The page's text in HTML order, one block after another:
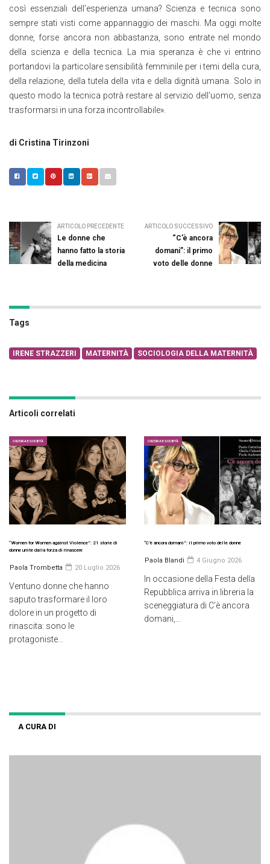
così essenziali dell’esperienza umana? Scienza e tecnica sono
sempre stati visti come appannaggio dei maschi. Ma oggi molte
donne, forse ancora non abbastanza, sono entrate nel mondo
della scienza e della tecnica. La mia speranza è che vi entrino
portandovi la particolare sensibilità femminile per i temi della cura,
della relazione, della tutela della vita e della dignità umana. Solo in
questo modo la tecnica potrà restare al servizio dell’uomo, senza
trasformarsi in una forza incontrollabile»
di Cristina Tirinzoni
ARTICOLO PRECEDENTE
Le donne che
hanno fatto la storia
della medicina
ARTICOLO SUCCESSIVO
“C’è ancora
domani”: il primo
voto delle donne
Tags
IRENE STRAZZERI MATERNITÀ SOCIOLOGIA DELLA MATERNITÀ
Articoli correlati
CULTURA E SOCIETÀ
“Women for Women against Violence”: 21 storie di
donne unite dalla forza di rinascere
Paola Trombetta 20 Luglio 2026
Ventuno donne che hanno
saputo trasformare il loro
dolore in un progetto di
rinascita: sono le
protagoniste...
CULTURA E SOCIETÀ
“C’è ancora domani”: il primo voto delle donne
Paola Blandi 4 Giugno 2026
In occasione della Festa della
Repubblica arriva in libreria la
sceneggiatura di C’è ancora
domani,...
A CURA DI